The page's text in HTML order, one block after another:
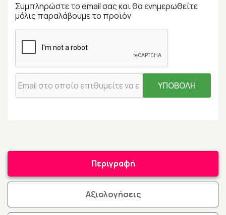
Συμπληρώστε το email σας και θα ενημερωθείτε
μόλις παραλάβουμε το προϊόν
ΥΠΟΒΟΛΗ
Περιγραφή
Αξιολογήσεις